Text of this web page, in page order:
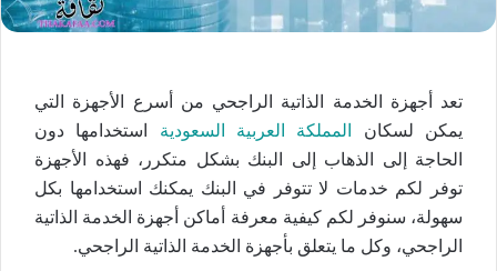
تعد أجهزة الخدمة الذاتية الراجحي من أسرع الأجهزة التي
يمكن لسكان
المملكة العربية السعودية استخدامها دون
الحاجة إلى الذهاب إلى البنك بشكل متكرر، فهذه الأجهزة
توفر لكم خدمات لا تتوفر في البنك يمكنك استخدامها بكل
سهولة، سنوفر لكم كيفية معرفة أماكن أجهزة الخدمة الذاتية
الراجحي، وكل ما يتعلق بأجهزة الخدمة الذاتية الراجحي.